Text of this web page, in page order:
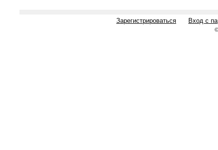
Зарегистрироваться Вход с